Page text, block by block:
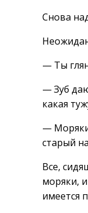
Снова
— Ты
— Зуб
какая
—
старый
Все,
моряки,
имеется